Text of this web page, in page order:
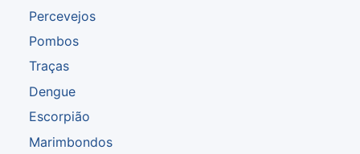
Percevejos
Pombos
Traças
Dengue
Escorpião
Marimbondos